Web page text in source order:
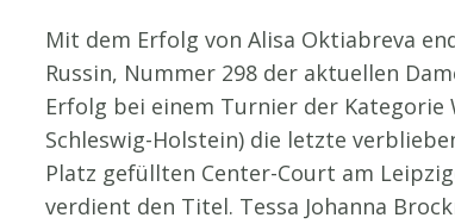
Mit dem Erfolg von Alisa Oktiabreva
Russin, Nummer 298 der aktuellen
Erfolg bei einem Turnier der Kategorie
Schleswig-Holstein) die letzte
Platz gefüllten Center-Court am
verdient den Titel. Tessa Johanna